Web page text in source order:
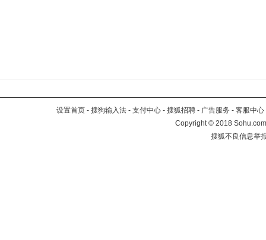
设置首页 - 搜狗输入法 - 支付中心 - 搜狐招聘 - 广告服务 - 客服中心
Copyright©2018
搜狐不良信息举